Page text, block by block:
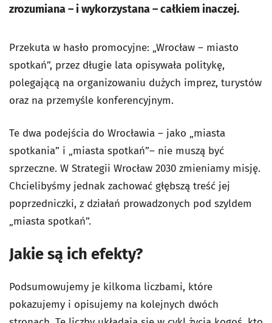
zrozumiana – i wykorzystana – całkiem inaczej.
Przekuta w hasło promocyjne: „Wrocław – miasto
spotkań”, przez długie lata opisywała politykę,
polegającą na organizowaniu dużych imprez, turystów
oraz na przemyśle konferencyjnym.
Te dwa podejścia do Wrocławia – jako „miasta
spotkania” i „miasta spotkań”– nie muszą być
sprzeczne. W Strategii Wrocław 2030 zmieniamy misję.
Chcielibyśmy jednak zachować głębszą treść jej
poprzedniczki, z działań prowadzonych pod szyldem
„miasta spotkań”.
Jakie są ich efekty?
Podsumowujemy je kilkoma liczbami, które
pokazujemy i opisujemy na kolejnych dwóch